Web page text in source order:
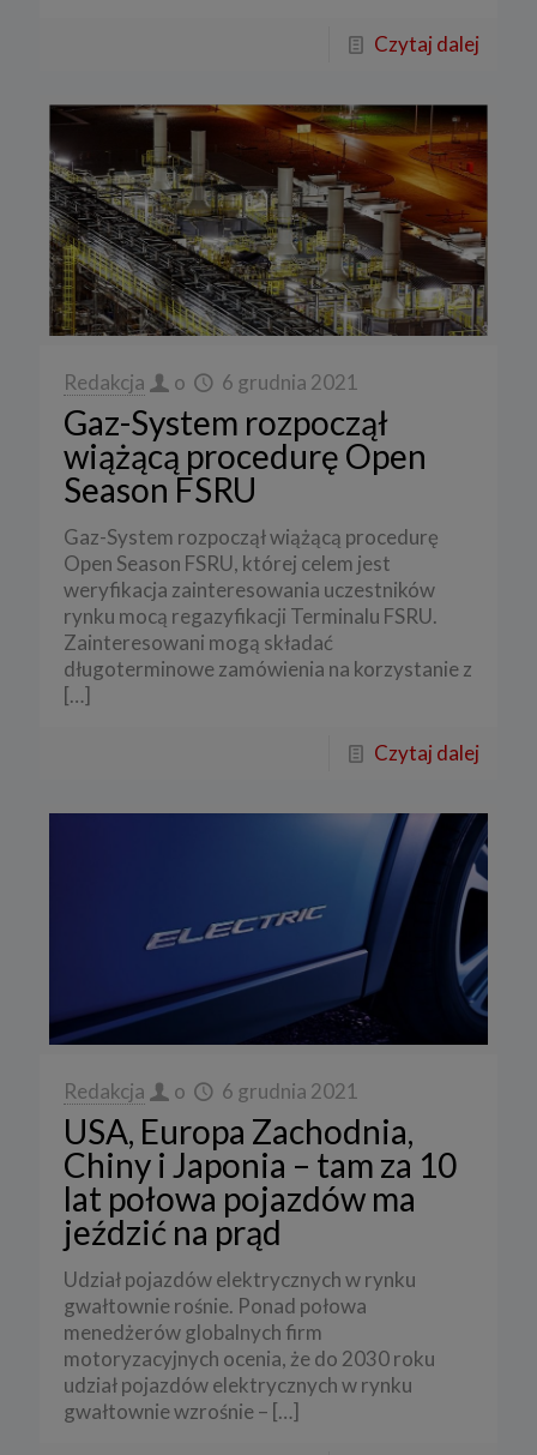
Czytaj dalej
Redakcja o 6 grudnia 2021
Gaz-System rozpoczął
wiążącą procedurę Open
Season FSRU
Gaz-System rozpoczął wiążącą procedurę
Open Season FSRU, której celem jest
weryfikacja zainteresowania uczestników
rynku mocą regazyfikacji Terminalu FSRU.
Zainteresowani mogą składać
długoterminowe zamówienia na korzystanie z
[…]
Czytaj dalej
Redakcja o 6 grudnia 2021
USA, Europa Zachodnia,
Chiny i Japonia – tam za 10
lat połowa pojazdów ma
jeździć na prąd
Udział pojazdów elektrycznych w rynku
gwałtownie rośnie. Ponad połowa
menedżerów globalnych firm
motoryzacyjnych ocenia, że do 2030 roku
udział pojazdów elektrycznych w rynku
gwałtownie wzrośnie – […]